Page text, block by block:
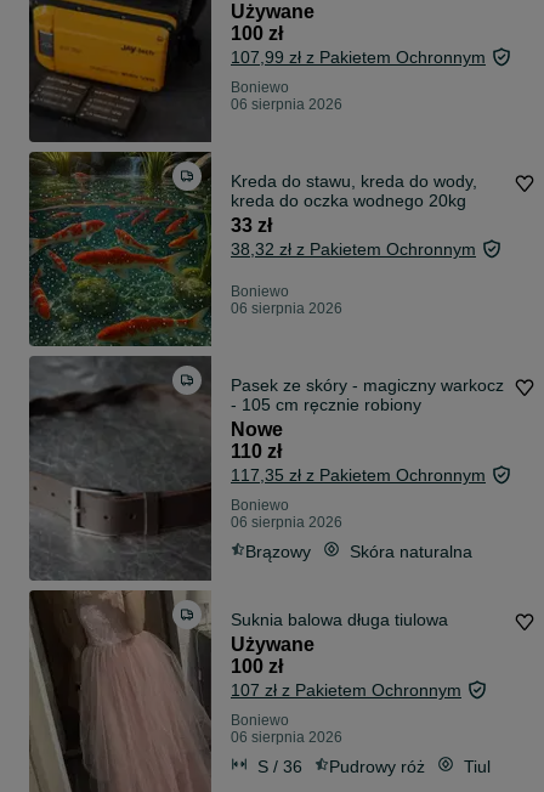
Używane
100 zł
107,99 zł z Pakietem Ochronnym
Boniewo
06 sierpnia 2026
Kreda do stawu, kreda do wody,
kreda do oczka wodnego 20kg
33 zł
38,32 zł z Pakietem Ochronnym
Boniewo
06 sierpnia 2026
Pasek ze skóry - magiczny warkocz
- 105 cm ręcznie robiony
Nowe
110 zł
117,35 zł z Pakietem Ochronnym
Boniewo
06 sierpnia 2026
Brązowy Skóra naturalna
Suknia balowa długa tiulowa
Używane
100 zł
107 zł z Pakietem Ochronnym
Boniewo
06 sierpnia 2026
S / 36 Pudrowy róż Tiul